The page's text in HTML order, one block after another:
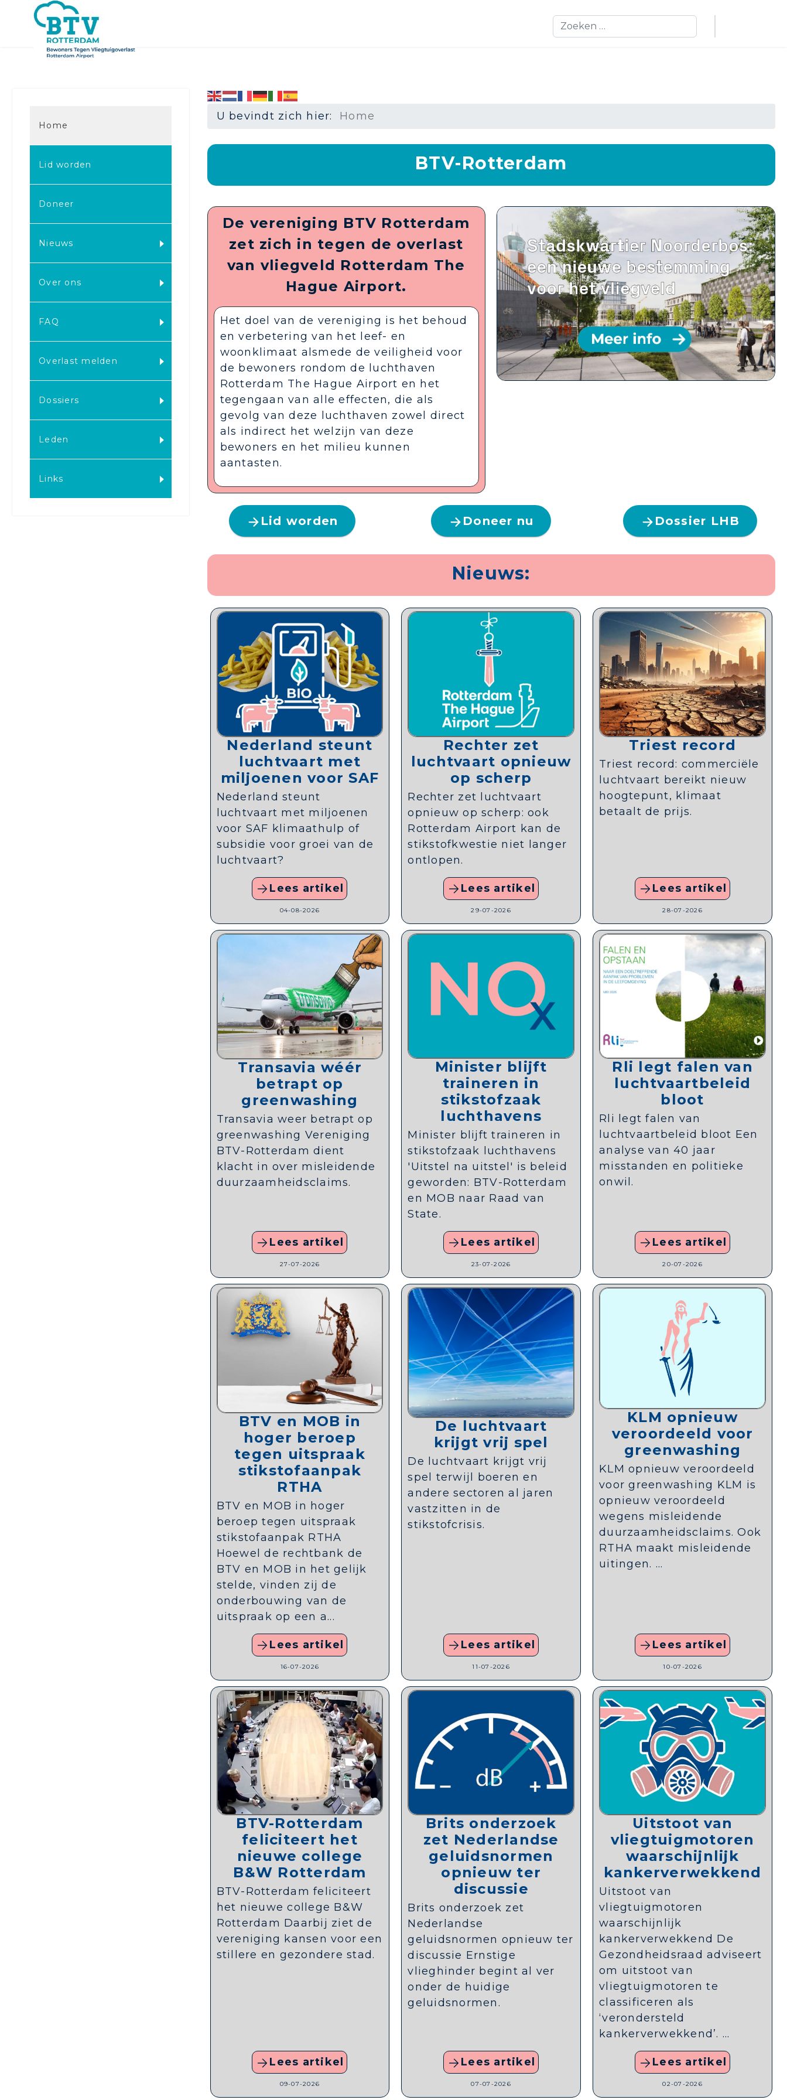
Zoeken
Home
Lid worden
Doneer
Nieuws
Over ons
FAQ
Overlast melden
Dossiers
Leden
Links
U bevindt zich hier: Home
BTV-Rotterdam
De vereniging BTV Rotterdam
zet zich in tegen de overlast
van vliegveld Rotterdam The
Hague Airport.
Het doel van de vereniging is het behoud
en verbetering van het leef- en
woonklimaat alsmede de veiligheid voor
de bewoners rondom de luchthaven
Rotterdam The Hague Airport en het
tegengaan van alle effecten, die als
gevolg van deze luchthaven zowel direct
als indirect het welzijn van deze
bewoners en het milieu kunnen
aantasten.
Lid worden Doneer nu Dossier LHB
Nieuws:
Nederland steunt
luchtvaart met
miljoenen voor SAF
Nederland steunt
luchtvaart met miljoenen
voor SAF klimaathulp of
subsidie voor groei van de
luchtvaart?
Lees artikel
04-08-2026
Rechter zet
luchtvaart opnieuw
op scherp
Rechter zet luchtvaart
opnieuw op scherp: ook
Rotterdam Airport kan de
stikstofkwestie niet langer
ontlopen.
Lees artikel
29-07-2026
Triest record
Triest record: commerciële
luchtvaart bereikt nieuw
hoogtepunt, klimaat
betaalt de prijs.
Lees artikel
28-07-2026
Transavia wéér
betrapt op
greenwashing
Transavia weer betrapt op
greenwashing Vereniging
BTV-Rotterdam dient
klacht in over misleidende
duurzaamheidsclaims.
Lees artikel
27-07-2026
Minister blijft
traineren in
stikstofzaak
luchthavens
Minister blijft traineren in
stikstofzaak luchthavens
'Uitstel na uitstel' is beleid
geworden: BTV-Rotterdam
en MOB naar Raad van
State.
Lees artikel
23-07-2026
Rli legt falen van
luchtvaartbeleid
bloot
Rli legt falen van
luchtvaartbeleid bloot Een
analyse van 40 jaar
misstanden en politieke
onwil.
Lees artikel
20-07-2026
BTV en MOB in
hoger beroep
tegen uitspraak
stikstofaanpak
RTHA
BTV en MOB in hoger
beroep tegen uitspraak
stikstofaanpak RTHA
Hoewel de rechtbank de
BTV en MOB in het gelijk
stelde, vinden zij de
onderbouwing van de
uitspraak op een a...
Lees artikel
16-07-2026
De luchtvaart
krijgt vrij spel
De luchtvaart krijgt vrij
spel terwijl boeren en
andere sectoren al jaren
vastzitten in de
stikstofcrisis.
Lees artikel
11-07-2026
KLM opnieuw
veroordeeld voor
greenwashing
KLM opnieuw veroordeeld
voor greenwashing KLM is
opnieuw veroordeeld
wegens misleidende
duurzaamheidsclaims. Ook
RTHA maakt misleidende
uitingen. ...
Lees artikel
10-07-2026
BTV-Rotterdam
feliciteert het
nieuwe college
B&W Rotterdam
BTV-Rotterdam feliciteert
het nieuwe college B&W
Rotterdam Daarbij ziet de
vereniging kansen voor een
stillere en gezondere stad.
Lees artikel
09-07-2026
Brits onderzoek
zet Nederlandse
geluidsnormen
opnieuw ter
discussie
Brits onderzoek zet
Nederlandse
geluidsnormen opnieuw ter
discussie Ernstige
vlieghinder begint al ver
onder de huidige
geluidsnormen.
Lees artikel
07-07-2026
Uitstoot van
vliegtuigmotoren
waarschijnlijk
kankerverwekkend
Uitstoot van
vliegtuigmotoren
waarschijnlijk
kankerverwekkend De
Gezondheidsraad adviseert
om uitstoot van
vliegtuigmotoren te
classificeren als
‘verondersteld
kankerverwekkend’. ...
Lees artikel
02-07-2026